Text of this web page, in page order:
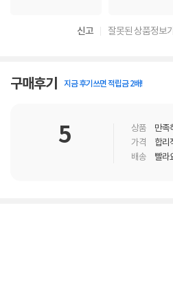
신고 잘못된 상품정보
구매후기 지금 후기쓰면 적립금 2배!
5 상품 만족
가격
합리
배송
빨라